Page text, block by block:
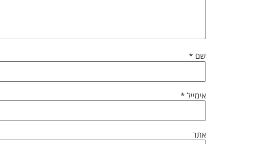
שם *
אימייל *
אתר